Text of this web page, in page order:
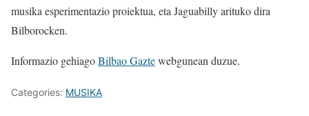
musika esperimentazio proiektua, eta Jaguabilly arituko dira
Bilborocken.
Informazio gehiagoBilbao Gaztewebgunean duzue.
Categories: MUSIKA